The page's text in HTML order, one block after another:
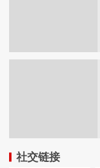
社交链接